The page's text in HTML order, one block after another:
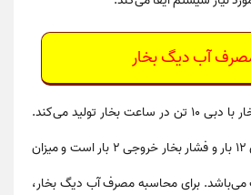
آب دیگ بخار
با دبی 10 تن در ساعت بخار تولید می‌کند.
در اینجا، فشار بخار ورودی 12 بار و فشار بخار خروجی 2 بار است و میزان
ساعت می‌باشد. برای محاسبه مصرف آب دیگ بخار،